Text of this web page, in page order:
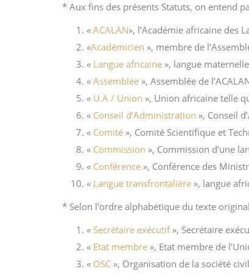
* Aux fins des présents Statuts, on entend
« ACALAN», l’Académie africaine des
«Académicien », membre de
« Langue africaine », langue
« Assemblée », Assemblée de
« U.A / Union », Union africaine telle
« Conseil d’Administration », Conseil
« Comité », Comité Scientifique et
« Commission », Commission d’une
« Conférence », Conférence des
« Langue transfrontalière », langue
* Selon l’ordre alphabétique du texte
« Secrétaire exécutif », Secrétaire
« Etat membre », Etat membre de
« OSC », Organisation de la société